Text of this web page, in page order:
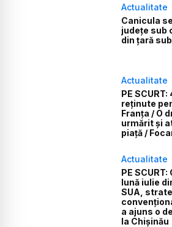
Actualitate
Canicula
județe sub
din țară
Actualitate
PE
reținute
Franța / O
urmărit și
piață /
Actualitate
PE
lună iulie
SUA,
a ajuns o
la Chișinău